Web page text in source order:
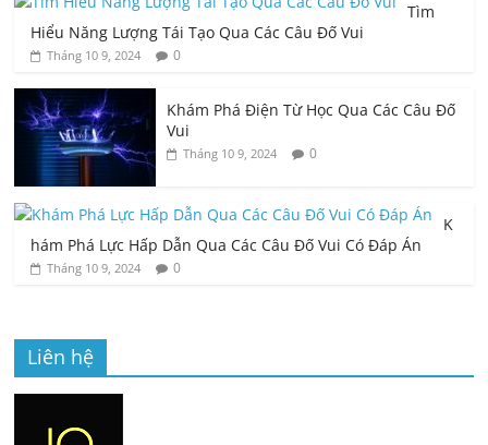
Tìm
Hiểu Năng Lượng Tái Tạo Qua Các Câu Đố Vui
Tháng 10 9, 2024 0
Khám Phá Điện Từ Học Qua Các Câu Đố
Vui
Tháng 10 9, 2024 0
K
hám Phá Lực Hấp Dẫn Qua Các Câu Đố Vui Có Đáp Án
Tháng 10 9, 2024 0
Liên hệ